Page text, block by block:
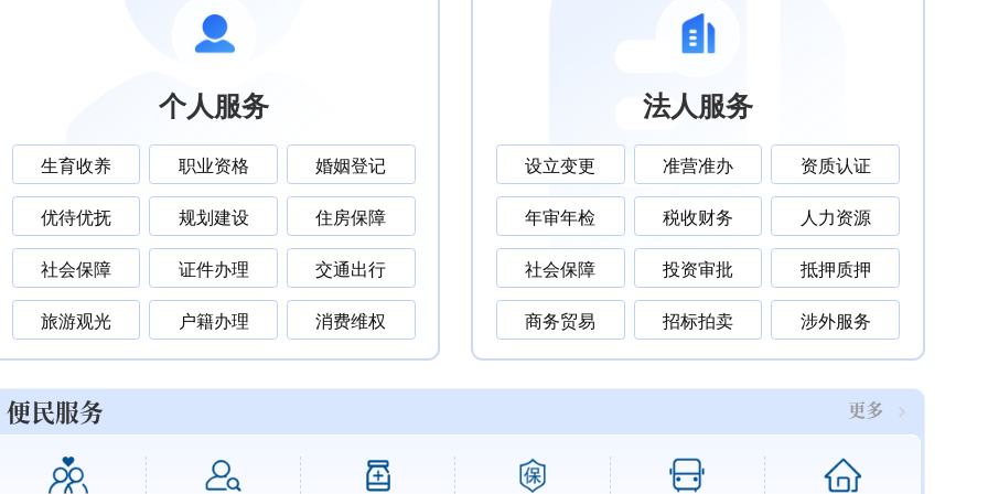
个人服务
生育收养 职业资格 婚姻登记
优待优抚 规划建设 住房保障
社会保障 证件办理 交通出行
旅游观光 户籍办理 消费维权
法人服务
设立变更 准营准办 资质认证
年审年检 税收财务 人力资源
社会保障 投资审批 抵押质押
商务贸易 招标拍卖 涉外服务
便民服务 更多